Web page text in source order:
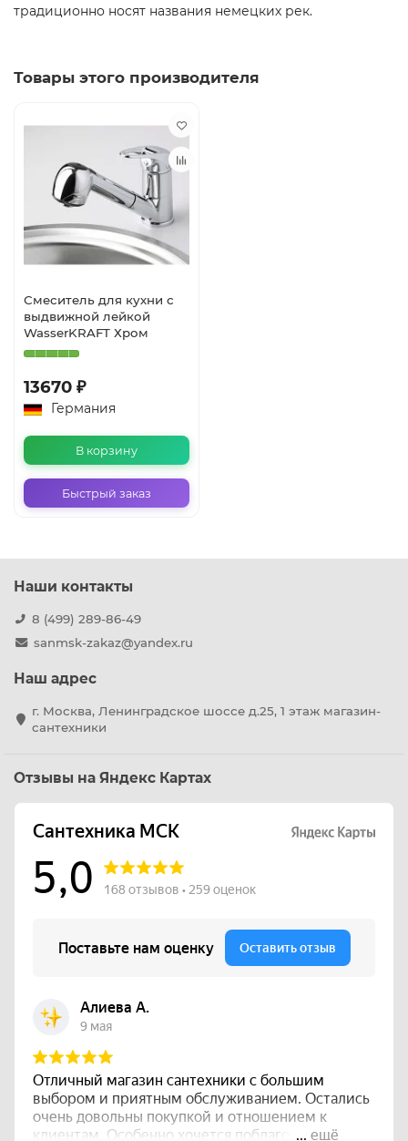
традиционно носят названия немецких рек.
Товары этого производителя
Смеситель для кухни с
выдвижной лейкой
WasserKRAFT Хром
13670 ₽
Германия
В корзину
Быстрый заказ
Наши контакты
8 (499) 289-86-49
sanmsk-zakaz@yandex.ru
Наш адрес
г. Москва, Ленинградское шоссе д.25, 1 этаж магазин-
сантехники
Отзывы на Яндекс Картах